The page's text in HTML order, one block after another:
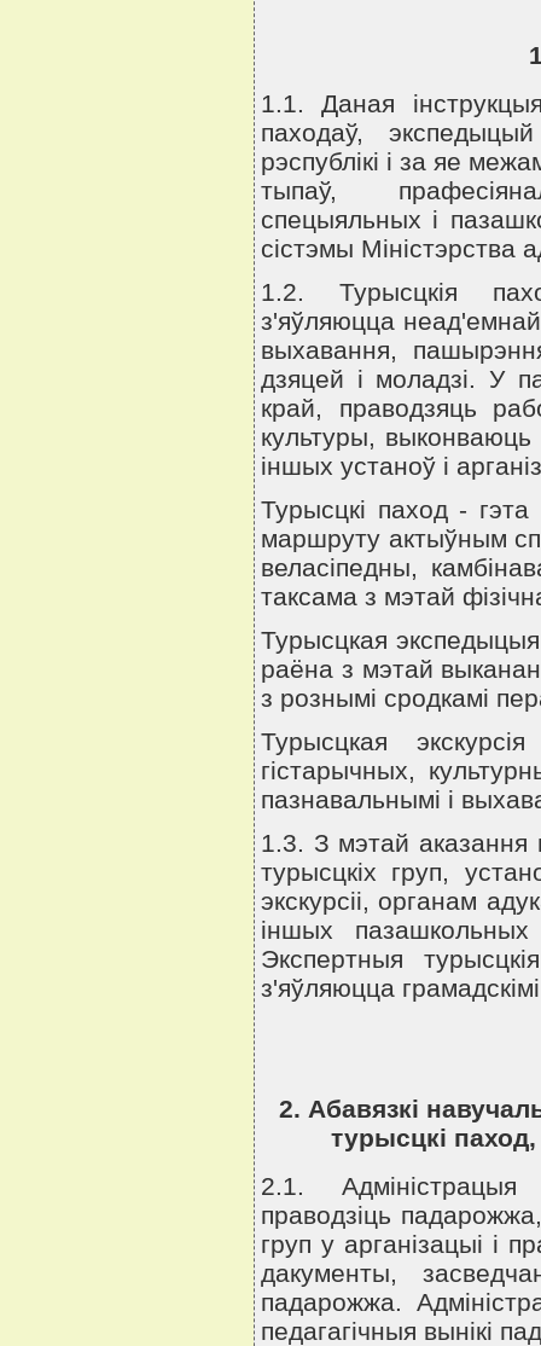
1.1. Даная
паходаў,
рэспублiкi i за яе
тыпаў,
спецыяльных i
сiстэмы Мiнiстэрства
1.2. Турысцкiя
з'яўляюцца
выхавання,
дзяцей i моладзi. У
край, праводзяць
культуры,
iншых устаноў i
Турысцкi паход -
маршруту актыўным
веласiпедны,
таксама з мэтай
Турысцкая
раёна з мэтай
з рознымi сродкамi
Турысцкая
гiстарычных,
пазнавальнымi i
1.3. З мэтай аказання
турысцкiх груп,
экскурсii, органам
iншых пазашкольных
Экспертныя
з'яўляюцца
2. Абавязкi
турысцкi
2.1. Адмiнiстрацыя
праводзiць
груп у арганiзацыi i
дакументы,
падарожжа.
педагагiчныя вынiкi